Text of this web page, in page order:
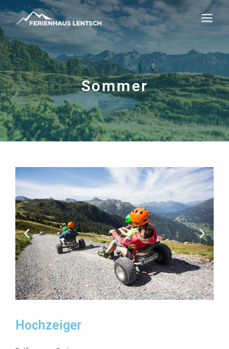
Sommer
Hochzeiger